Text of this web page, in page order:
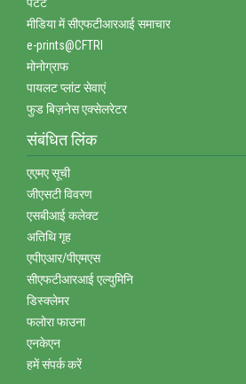
मीडिया में सीएफटीआरआई समाचार
e-prints@CFTRI
मोनोग्राफ
पायलट प्‍लांट सेवाएं
फुड बिज़नेस एक्‍सेलरेटर
संबंधित लिंक
एएमए सूची
जीएसटी विवरण
एसबीआई कलेक्‍ट
अतिथि गृह
एपीएआर/पीएमएस
सीएफटीआरआई एल्‍युमिनि
डिस्‍क्‍लेमर
फलोरा फाउना
एनकेएन
हमें संपर्क करें